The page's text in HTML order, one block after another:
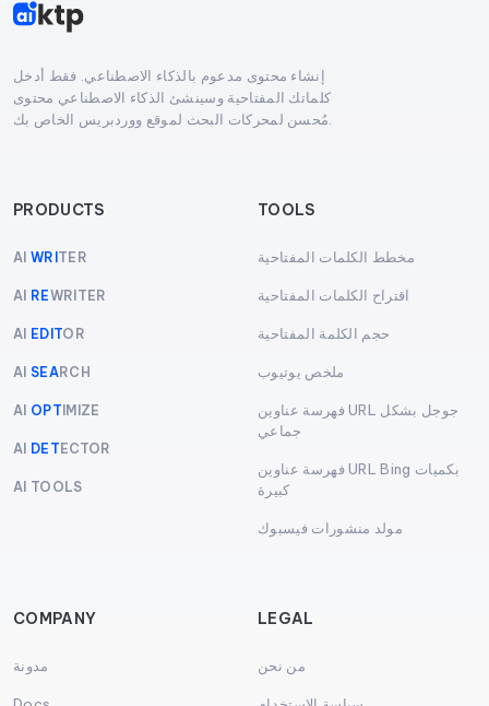
إنشاء محتوى مدعوم بالذكاء الاصطناعي. فقط أدخل
كلماتك المفتاحية وسينشئ الذكاء الاصطناعي محتوى
PRODUCTS
AI WRI TER
AI REWRITER
AI EDITOR
AI SEARCH
AI OPT IMIZE
AI DET ECTOR
AI TOOLS
TOOLS
مخطط الكلمات المفتاحية
اقتراح الكلمات المفتاحية
حجم الكلمة المفتاحية
ملخص يوتيوب
فهرسة عناوين URL جوجل بشكل
جماعي
فهرسة عناوين URL Bing بكميات
كبيرة
مولد منشورات فيسبوك
COMPANY
مدونة
LEGAL
من نحن